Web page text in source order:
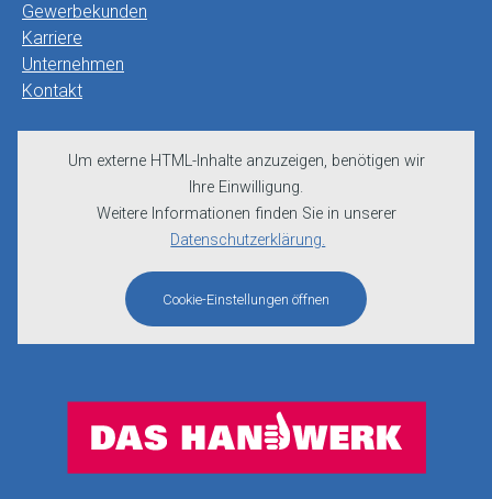
Gewerbekunden
Karriere
Unternehmen
Kontakt
Um externe HTML-Inhalte anzuzeigen, benötigen wir
Ihre Einwilligung.
Weitere Informationen finden Sie in unserer
Datenschutzerklärung.
Cookie-Einstellungen öffnen